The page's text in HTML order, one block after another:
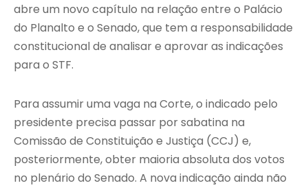
abre um novo capítulo na relação entre o Palácio
do Planalto e o Senado, que tem a responsabilidade
constitucional de analisar e aprovar as indicações
para o STF.
Para assumir uma vaga na Corte, o indicado pelo
presidente precisa passar por sabatina na
Comissão de Constituição e Justiça (CCJ) e,
posteriormente, obter maioria absoluta dos votos
no plenário do Senado. A nova indicação ainda não